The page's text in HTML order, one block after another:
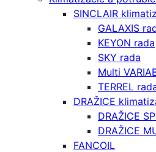
SINCLAIR
GALAXIS
KEYON rada
SKY rada
Multi
TERREL
DRAŽICE
DRAŽICE
DRAŽICE
FANCOIL